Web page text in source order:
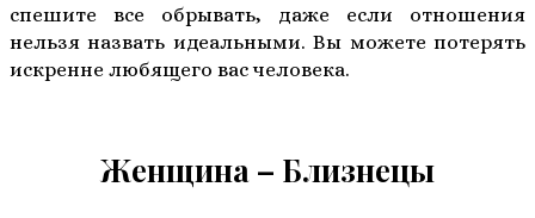
спешите все обрывать, даже если отношения
нельзя назвать идеальными. Вы можете потерять
искренне любящего вас человека.
Женщина – Близнецы